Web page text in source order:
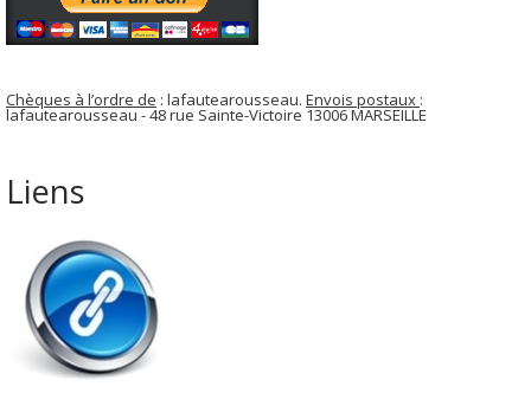
Chèques à l’ordre de : lafautearousseau. Envois postaux :
lafautearousseau - 48 rue Sainte-Victoire 13006 MARSEILLE
Liens